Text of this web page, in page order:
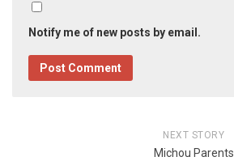
Notify me of new posts by email.
NEXT STORY
Michou Parents